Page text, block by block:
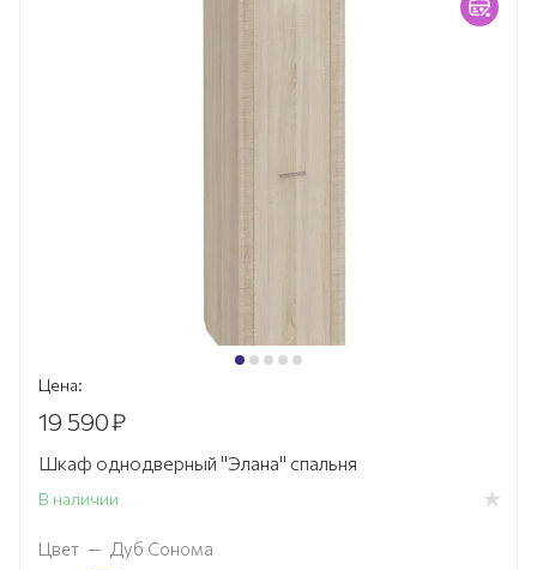
Цена:
19 590₽
Шкаф однодверный "Элана" спальня
В наличии
Цвет — Дуб Сонома